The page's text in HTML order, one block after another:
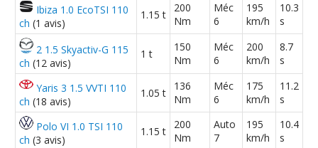
Ibiza 1.0 EcoTSI 110
ch (1 avis)
1.15 t
200
Nm
Méc
6
195
km/h
10.3
s
2 1.5 Skyactiv-G 115
ch (12 avis)
1 t
150
Nm
Méc
6
200
km/h
8.7
s
Yaris 3 1.5 VVTI 110
ch (18 avis)
1.05 t
136
Nm
Méc
6
175
km/h
11.2
s
Polo VI 1.0 TSI 110
ch (3 avis)
1.15 t
200
Nm
Auto
7
195
km/h
10.4
s